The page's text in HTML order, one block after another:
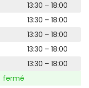
13:30 – 18:00
13:30 – 18:00
13:30 – 18:00
13:30 – 18:00
13:30 – 18:00
fermé